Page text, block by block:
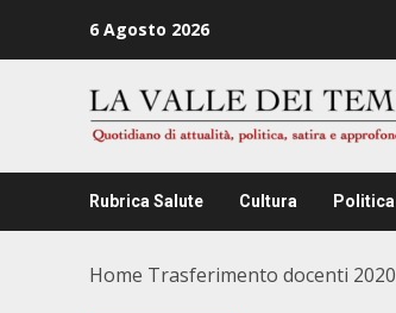
6 Agosto 2026
Rubrica Salute Cultura Politica
Home Trasferimento docenti 2020